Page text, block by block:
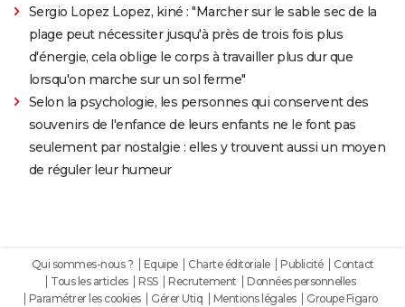
Sergio Lopez Lopez, kiné : "Marcher sur le sable sec de la
plage peut nécessiter jusqu'à près de trois fois plus
d'énergie, cela oblige le corps à travailler plus dur que
lorsqu'on marche sur un sol ferme"
Selon la psychologie, les personnes qui conservent des
souvenirs de l'enfance de leurs enfants ne le font pas
seulement par nostalgie : elles y trouvent aussi un moyen
de réguler leur humeur
Qui sommes-nous ? Equipe Charte éditoriale Publicité
Contact
Tous les articles
RSS Recrutement
Données personnelles
Paramétrer les cookies
Gérer Utiq Mentions légales Groupe Figaro